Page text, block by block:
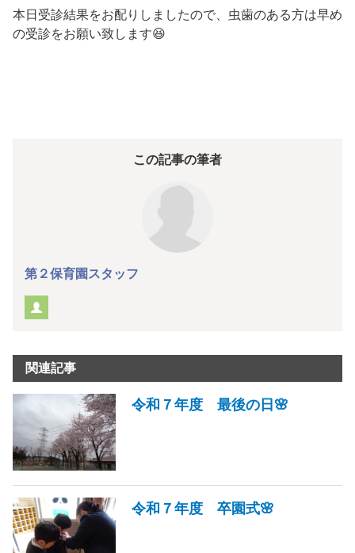
本日受診結果をお配りしましたので、虫歯のある方は早め
の受診をお願い致します😆
この記事の筆者
第２保育園スタッフ
関連記事
令和７年度 最後の日🌸
令和７年度 卒園式🌸